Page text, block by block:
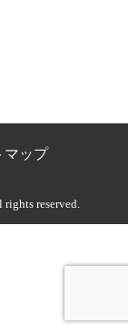
マップ
reserved.